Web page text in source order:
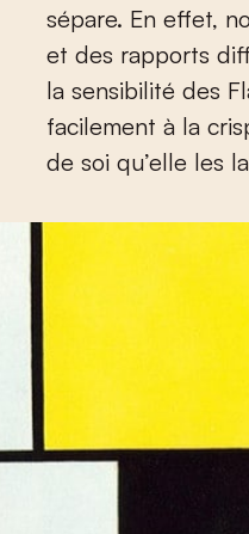
sépare. En effet,
et des rapports
la sensibilité des
facilement à la
de soi qu’elle les